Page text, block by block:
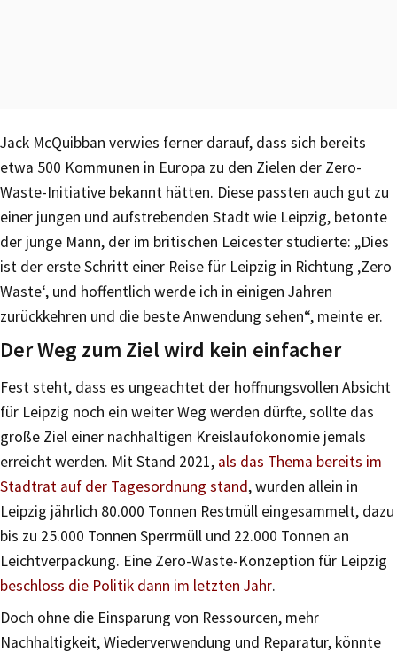
Jack McQuibban verwies ferner darauf, dass sich bereits
etwa 500 Kommunen in Europa zu den Zielen der Zero-
Waste-Initiative bekannt hätten. Diese passten auch gut zu
einer jungen und aufstrebenden Stadt wie Leipzig, betonte
der junge Mann, der im britischen Leicester studierte: „Dies
ist der erste Schritt einer Reise für Leipzig in Richtung ‚Zero
Waste‘, und hoffentlich werde ich in einigen Jahren
zurückkehren und die beste Anwendung sehen“, meinte er.
Der Weg zum Ziel wird kein einfacher
Fest steht, dass es ungeachtet der hoffnungsvollen Absicht
für Leipzig noch ein weiter Weg werden dürfte, sollte das
große Ziel einer nachhaltigen Kreislaufökonomie jemals
erreicht werden. Mit Stand 2021, als das Thema bereits im
Stadtrat auf der Tagesordnung stand, wurden allein in
Leipzig jährlich 80.000 Tonnen Restmüll eingesammelt, dazu
bis zu 25.000 Tonnen Sperrmüll und 22.000 Tonnen an
Leichtverpackung. Eine Zero-Waste-Konzeption für Leipzig
beschloss die Politik dann im letzten Jahr.
Doch ohne die Einsparung von Ressourcen, mehr
Nachhaltigkeit, Wiederverwendung und Reparatur, könnte